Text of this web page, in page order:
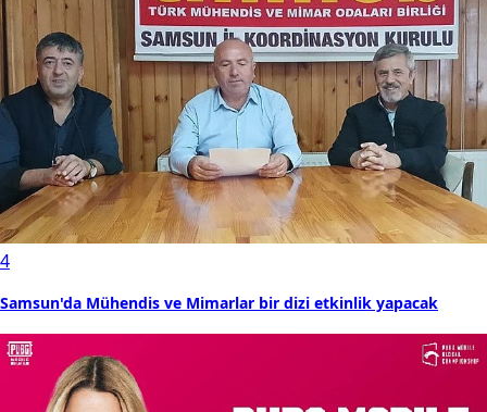
4
Samsun'da Mühendis ve Mimarlar bir dizi etkinlik yapacak